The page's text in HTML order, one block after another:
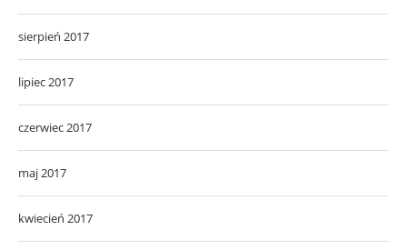
sierpień 2017
lipiec 2017
czerwiec 2017
maj 2017
kwiecień 2017